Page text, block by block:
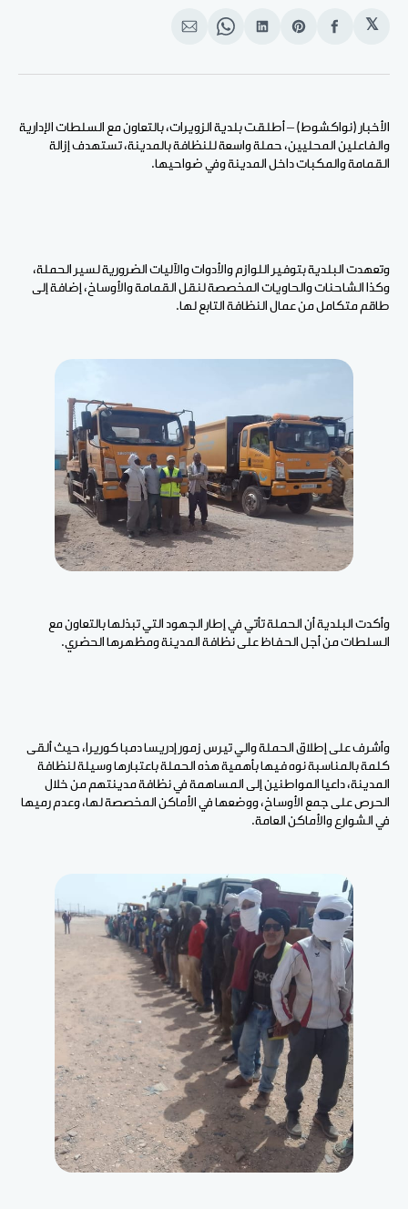
𝕏
انشر
الفيسبوك
Share
Pinterest
انشر
لينكد
Share
WhatsApp
انشر
الإيميل
الأخبار (نواكشوط) – أطلقت بلدية الزويرات، بالتعاون مع السلطات الإدارية
والفاعلين المحليين، حملة واسعة للنظافة بالمدينة، تستهدف إزالة
القمامة والمكبات داخل المدينة وفي ضواحيها.
وتعهدت البلدية بتوفير اللوازم والأدوات والآليات الضرورية لسير الحملة،
وكذا الشاحنات والحاويات المخصصة لنقل القمامة والأوساخ، إضافة إلى
طاقم متكامل من عمال النظافة التابع لها.
وأكدت البلدية أن الحملة تأتي في إطار الجهود التي تبذلها بالتعاون مع
السلطات من أجل الحفاظ على نظافة المدينة ومظهرها الحضري.
وأشرف على إطلاق الحملة والي تيرس زمور إدريسا دمبا كوريرا، حيث ألقى
كلمة بالمناسبة نوه فيها بأهمية هذه الحملة باعتبارها وسيلة لنظافة
المدينة، داعيا المواطنين إلى المساهمة في نظافة مدينتهم من خلال
الحرص على جمع الأوساخ، ووضعها في الأماكن المخصصة لها، وعدم رميها
في الشوارع والأماكن العامة.